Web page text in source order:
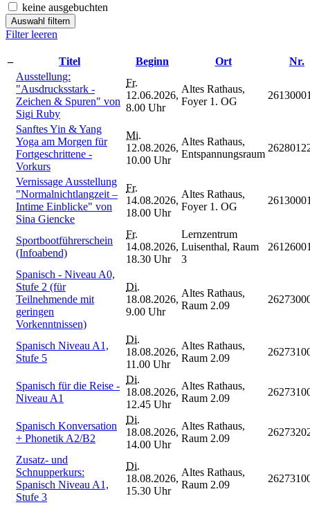
keine ausgebuchten
Auswahl filtern
Filter leeren
– Titel Beginn Ort
Nr.
Ausstellung:
"Ausdrucksstark -
Zeichen & Spuren" von
Sigi Ruby
Fr.
12.06.2026,
8.00 Uhr
Altes Rathaus,
Foyer 1. OG
Sanftes Yin & Yang
Yoga am Morgen für
Fortgeschrittene -
Vorkurs
Mi.
12.08.2026,
10.00 Uhr
Altes Rathaus,
Entspannungsraum
Vernissage Ausstellung
"Normalnichtlangzeit –
Intime Einblicke" von
Sina Giencke
Fr.
14.08.2026,
18.00 Uhr
Altes Rathaus,
Foyer 1. OG
Sportbootführerschein
(Infoabend)
Fr.
14.08.2026,
18.30 Uhr
Lernzentrum
Luisenthal, Raum
3
Spanisch - Niveau A0,
Stufe 2 (für
Teilnehmende mit
geringen
Vorkenntnissen)
Di.
18.08.2026,
9.00 Uhr
Altes Rathaus,
Raum 2.09
Spanisch Niveau A1,
Stufe 5
Di.
18.08.2026,
11.00 Uhr
Altes Rathaus,
Raum 2.09
Spanisch für die Reise -
Niveau A1
Di.
18.08.2026,
12.45 Uhr
Altes Rathaus,
Raum 2.09
Spanisch Konversation
+ Phonetik A2/B2
Di.
18.08.2026,
14.00 Uhr
Altes Rathaus,
Raum 2.09
Zusatz- und
Schnupperkurs:
Spanisch Niveau A1,
Stufe 3
Di.
18.08.2026,
15.30 Uhr
Altes Rathaus,
Raum 2.09